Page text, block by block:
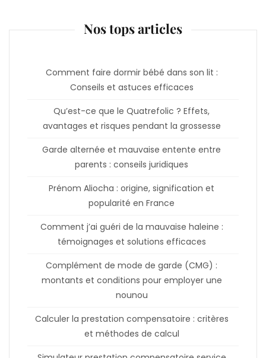
Nos tops articles
Comment faire dormir bébé dans son lit :
Conseils et astuces efficaces
Qu’est-ce que le Quatrefolic ? Effets,
avantages et risques pendant la grossesse
Garde alternée et mauvaise entente entre
parents : conseils juridiques
Prénom Aliocha : origine, signification et
popularité en France
Comment j’ai guéri de la mauvaise haleine :
témoignages et solutions efficaces
Complément de mode de garde (CMG) :
montants et conditions pour employer une
nounou
Calculer la prestation compensatoire : critères
et méthodes de calcul